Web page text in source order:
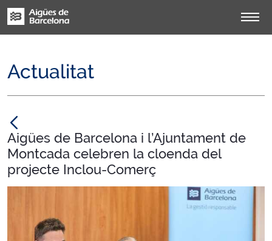
Actualitat
Aigües de Barcelona i l’Ajuntament de
Montcada celebren la cloenda del
projecte Inclou-Comerç